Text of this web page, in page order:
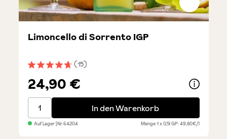
Durchschnittliche Bewertung von 4.7 von 5 Sternen
(15)
Limoncello di Sorrento IGP
24,90 €
Limoncello di Sorrento IGPIn den Warenkorb
Auf Lager| Nr.64204 Menge1 x 0,5lGP: 49,80€/l